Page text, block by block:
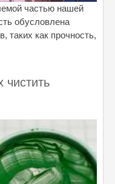
частью нашей
обусловлена
таких как прочность,
чистить